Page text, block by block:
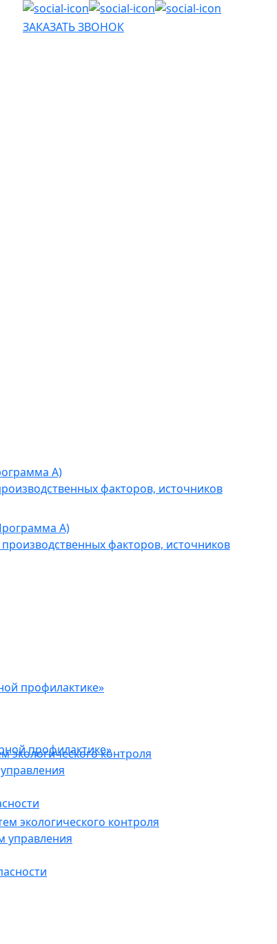
А)
факторов, источников
профилактике»
экологического контроля
ЗАКАЗАТЬ ЗВОНОК
А)
факторов, источников
профилактике»
экологического контроля
управления